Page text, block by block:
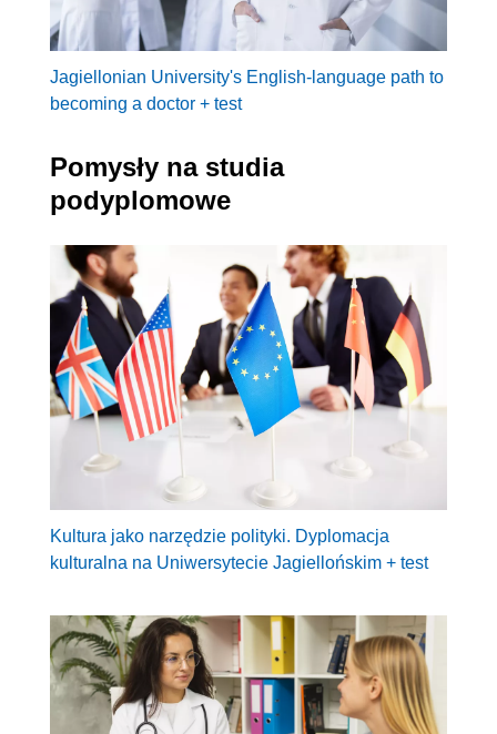
Jagiellonian University's English-language path to
becoming a doctor + test
Pomysły na studia
podyplomowe
Kultura jako narzędzie polityki. Dyplomacja
kulturalna na Uniwersytecie Jagiellońskim + test